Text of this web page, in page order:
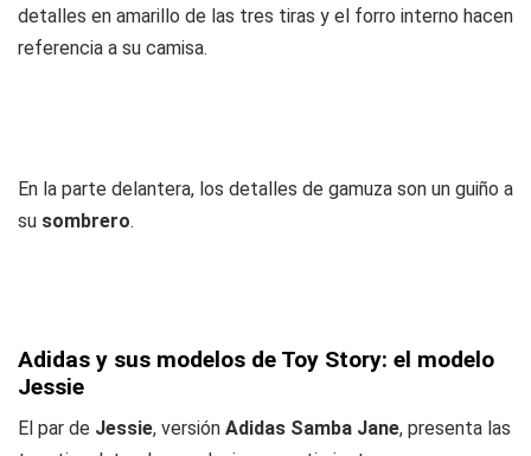
detalles en amarillo de las tres tiras y el forro interno hacen
referencia a su camisa.
En la parte delantera, los detalles de gamuza son un guiño a
su sombrero.
Adidas y sus modelos de Toy Story: el modelo
Jessie
El par de Jessie, versión Adidas Samba Jane, presenta las